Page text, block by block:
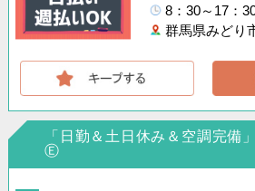
8：30～17：
群馬県みどり
「日勤＆土日休み＆空調完
Ⓔ